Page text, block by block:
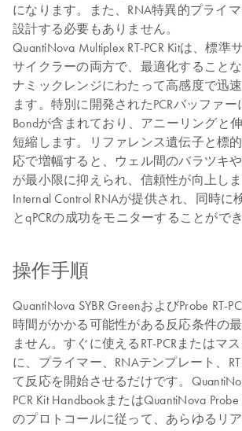
になります。また、RNA特異的プライ
設計する必要もありません。
QuantiNova Multiplex RT-PCR Kitは、標
サイクラーの両方で、最適化すること
ナミックレンジにわたって高感度で迅
ます。特別に開発されたPCRバッファ
Bondが含まれており、アニーリングと
短縮します。リファレンス遺伝子と標
応で増幅すると、ウェル間のバラツキ
が最小限に抑えられ、信頼性が向上しま
Internal Control RNAが提供され、同時に
とqPCRの成功をモニターすることができ
操作手順
QuantiNova SYBR GreenおよびProbe RT-
時間がかかる可能性がある反応条件の
ません。すぐに使えるRT-PCRまたはマ
に、プライマー、RNAテンプレート、
て反応を開始させるだけです。
PCR Kit HandbookまたはQuantiNova Probe
のプロトコールに従って、あらゆるリ